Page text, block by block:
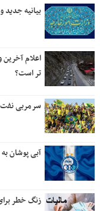
بیانیه جدید
اعلام
تر است؟
سرمربی
آبی پوشان
زنگ خطر برای